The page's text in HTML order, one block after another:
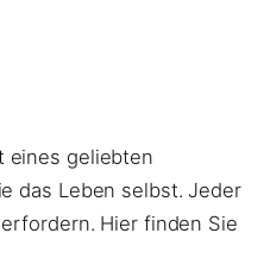
eines geliebten
das Leben selbst. Jeder
Hier finden Sie